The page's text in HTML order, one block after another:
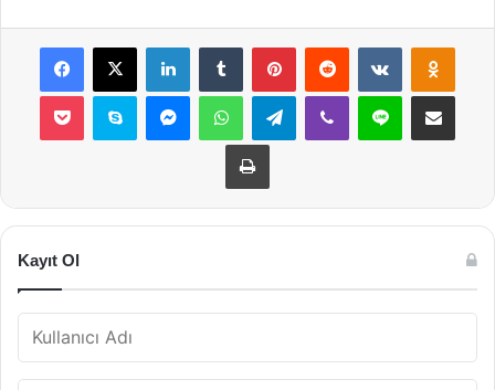
Facebook
X LinkedInTumblr PinterestReddit VKontakte
Pocket Skype MessengerWhatsAppTelegramViber Line E-Posta ile
Yazdır
Kayıt Ol